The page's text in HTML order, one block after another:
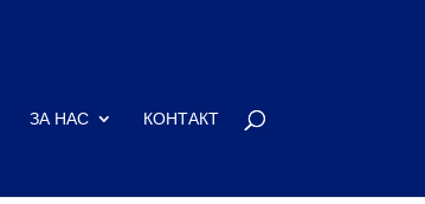
ЗА НАС КОНТАКТ